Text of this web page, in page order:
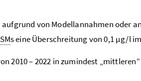
von Modellannahmen oder
s eine Überschreitung von 0,1 µg/l
2010 – 2022 in zumindest